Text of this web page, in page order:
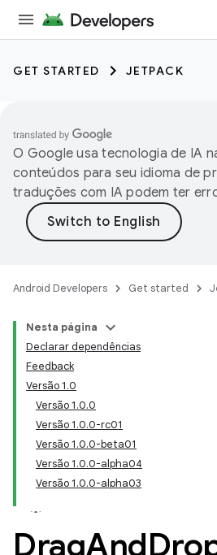
GET STARTED JETPACK
O Google usa tecnologia de IA
conteúdos para seu idioma de
traduções com IA podem ter
Android Developers Get started
Nesta página
Declarar dependências
Feedback
Versão 1.0
Versão 1.0.0
Versão 1.0.0-rc01
Versão 1.0.0-beta01
Versão 1.0.0-alpha04
Versão 1.0.0-alpha03
DragAnd